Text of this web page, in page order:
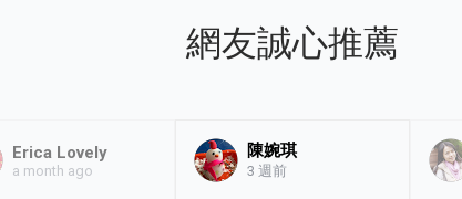
網友誠心推薦
Erica Lovely
a month ago
陳婉琪
3 週前